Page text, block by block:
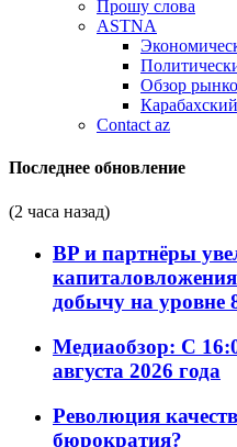
Прошу слова
ASTNA
Обзор
Contact az
Последнее обновление
(2 часа назад)
BP и партнёры
добычу на уровне
Медиаобзор: С
августа 2026 года
Революция
бюрократия?